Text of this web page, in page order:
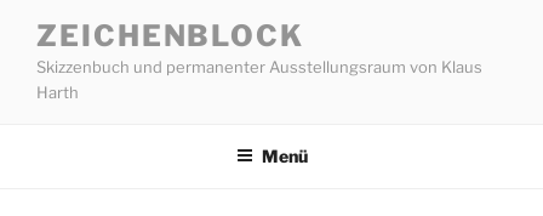
Inhalt
springen
ZEICHENBLOCK
Skizzenbuch und permanenter Ausstellungsraum von Klaus
Harth
Menü